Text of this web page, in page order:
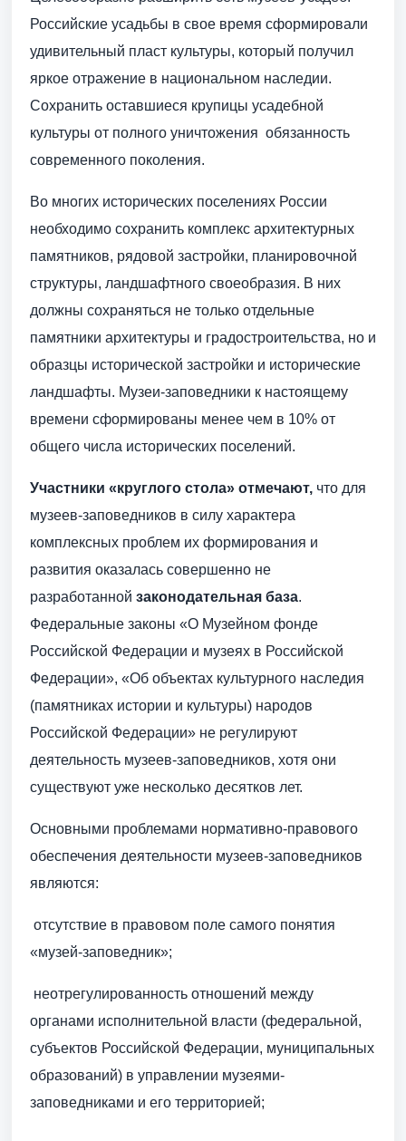
Российские усадьбы в свое время сформировали
удивительный пласт культуры, который получил
яркое отражение в национальном наследии.
Сохранить оставшиеся крупицы усадебной
культуры от полного уничтожения  обязанность
современного поколения.
Во многих исторических поселениях России
необходимо сохранить комплекс архитектурных
памятников, рядовой застройки, планировочной
структуры, ландшафтного своеобразия. В них
должны сохраняться не только отдельные
памятники архитектуры и градостроительства, но и
образцы исторической застройки и исторические
ландшафты. Музеи-заповедники к настоящему
времени сформированы менее чем в 10% от
общего числа исторических поселений.
Участники «круглого стола» отмечают, что для
музеев-заповедников в силу характера
комплексных проблем их формирования и
развития оказалась совершенно не
разработанной законодательная база.
Федеральные законы «О Музейном фонде
Российской Федерации и музеях в Российской
Федерации», «Об объектах культурного наследия
(памятниках истории и культуры) народов
Российской Федерации» не регулируют
деятельность музеев-заповедников, хотя они
существуют уже несколько десятков лет.
Основными проблемами нормативно-правового
обеспечения деятельности музеев-заповедников
являются:
 отсутствие в правовом поле самого понятия
«музей-заповедник»;
 неотрегулированность отношений между
органами исполнительной власти (федеральной,
субъектов Российской Федерации, муниципальных
образований) в управлении музеями-
заповедниками и его территорией;